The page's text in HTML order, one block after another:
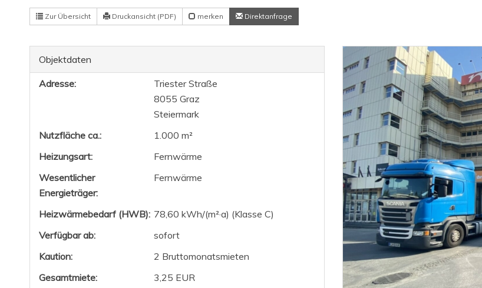
Zur Übersicht Druckansicht (PDF) merken Direktanfrage
Objektdaten
Adresse:
Triester Straße
8055 Graz
Steiermark
Nutzfläche ca.:
1.000 m²
Heizungsart:
Fernwärme
Wesentlicher
Energieträger:
Fernwärme
Heizwärmebedarf (HWB): 78,60 kWh/(m²·a) (Klasse C)
Verfügbar ab:
sofort
Kaution:
2 Bruttomonatsmieten
Gesamtmiete:
3,25 EUR